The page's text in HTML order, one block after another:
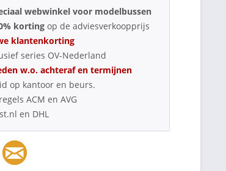
webwinkel voor modelbussen
kortingop de adviesverkoopprijs
klantenkorting
series OV-Nederland
w.o. achteraf en termijnen
op kantoor en beurs.
ACM en AVG
en DHL